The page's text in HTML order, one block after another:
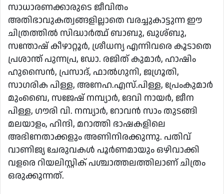
സാധാരണക്കാരുടെ ജീവിതം
അതിഭാവുകത്വങ്ങളില്ലാതെ വരച്ചുകാട്ടുന്ന ഈ
ചിത്രത്തിൽ സിദ്ധാർത്ഥ് ബാബു, ഖുശ്ബു,
സന്തോഷ് കീഴാറ്റൂർ, ശ്രീധന്യ എന്നിവരെ കൂടാതെ
പ്രശാന്ത് പുന്നപ്ര, ഡോ. രജിത് കുമാർ, ഹാഷിം
ഹുസൈൻ, പ്രസാദ്, ഫാൽഗുനി, ജഗ്രൂതി,
സാഗരിക പിള്ള, അനേഹ.എസ്.പിള്ള, പ്രേംകുമാർ
മുംബൈ, സജേഷ് നമ്പ്യാർ, ദേവി നായർ, ജീന
പിള്ള, ഗൗരി വി. നമ്പ്യാർ, റോവൻ സാം തുടങ്ങി
മലയാളം, ഹിന്ദി, മറാത്തി ഭാഷകളിലെ
അഭിനേതാക്കളും അണിനിരക്കുന്നു. പതിവ്
വാണിജ്യ ചേരുവകൾ പൂർണമായും ഒഴിവാക്കി
വളരെ റിയലിസ്റ്റിക് പശ്ചാത്തലത്തിലാണ് ചിത്രം
ഒരുക്കുന്നത്.